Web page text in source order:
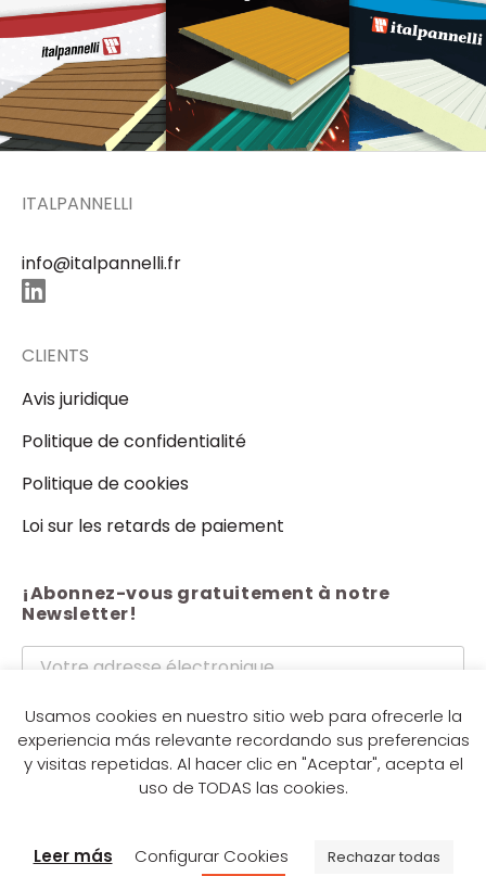
ITALPANNELLI
info@italpannelli.fr
CLIENTS
Avis juridique
Politique de confidentialité
Politique de cookies
Loi sur les retards de paiement
¡Abonnez-vous gratuitement à notre
Newsletter!
J'accepte les termes et conditions dupolitique de
confidentialité.
Envoyer
Usamos cookies en nuestro sitio web para ofrecerle la
experiencia más relevante recordando sus preferencias
y visitas repetidas. Al hacer clic en "Aceptar", acepta el
uso de TODAS las cookies.
Leer más Configurar Cookies Rechazar todas